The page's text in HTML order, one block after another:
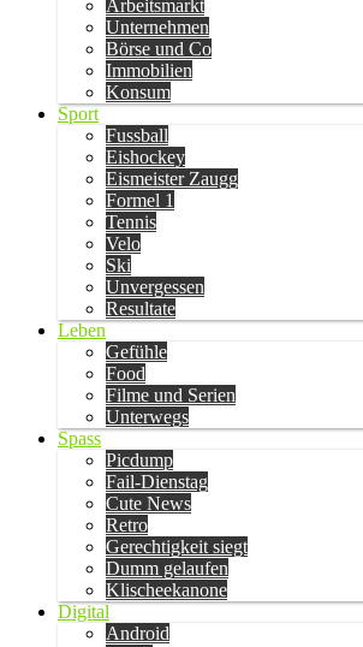
Arbeitsmarkt
Unternehmen
Börse und Co
Immobilien
Konsum
Sport
Fussball
Eishockey
Eismeister Zaugg
Formel 1
Tennis
Velo
Ski
Unvergessen
Resultate
Leben
Gefühle
Food
Filme und Serien
Unterwegs
Spass
Picdump
Fail-Dienstag
Cute News
Retro
Gerechtigkeit siegt
Dumm gelaufen
Klischeekanone
Digital
Android